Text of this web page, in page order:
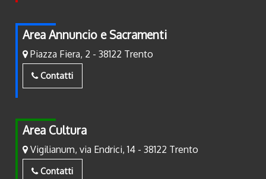
Area Annuncio e Sacramenti
Piazza Fiera, 2 - 38122 Trento
Contatti
Area Cultura
Vigilianum, via Endrici, 14 - 38122 Trento
Contatti